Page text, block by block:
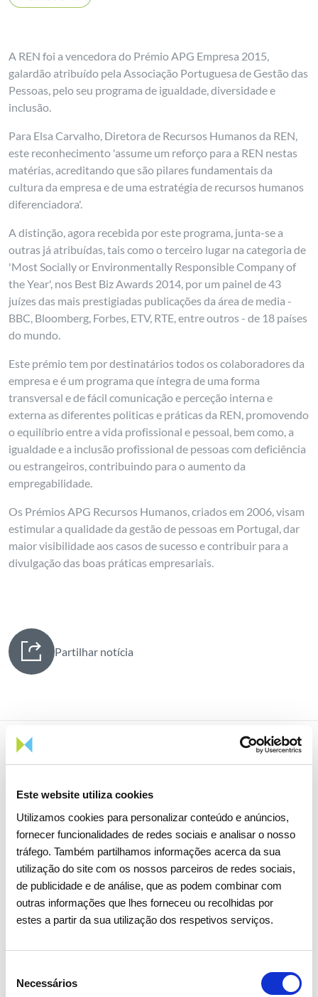
Este website utiliza cookies
Utilizamos cookies para personalizar conteúdo e anúncios,
fornecer funcionalidades de redes sociais e analisar o nosso
tráfego. Também partilhamos informações acerca da sua
utilização do site com os nossos parceiros de redes sociais,
de publicidade e de análise, que as podem combinar com
outras informações que lhes forneceu ou recolhidas por
estes a partir da sua utilização dos respetivos serviços.
Necessários
A REN foi a vencedora do Prémio APG Empresa 2015,
galardão atribuído pela Associação Portuguesa de Gestão das
Pessoas, pelo seu programa de igualdade, diversidade e
inclusão.
Para Elsa Carvalho, Diretora de Recursos Humanos da REN,
este reconhecimento 'assume um reforço para a REN nestas
matérias, acreditando que são pilares fundamentais da
cultura da empresa e de uma estratégia de recursos humanos
diferenciadora'.
A distinção, agora recebida por este programa, junta-se a
outras já atribuídas, tais como o terceiro lugar na categoria de
'Most Socially or Environmentally Responsible Company of
the Year', nos Best Biz Awards 2014, por um painel de 43
juízes das mais prestigiadas publicações da área de media -
BBC, Bloomberg, Forbes, ETV, RTE, entre outros - de 18 países
do mundo.
Este prémio tem por destinatários todos os colaboradores da
empresa e é um programa que íntegra de uma forma
transversal e de fácil comunicação e perceção interna e
externa as diferentes politicas e práticas da REN, promovendo
o equilíbrio entre a vida profissional e pessoal, bem como, a
igualdade e a inclusão profissional de pessoas com deficiência
ou estrangeiros, contribuindo para o aumento da
empregabilidade.
Os Prémios APG Recursos Humanos, criados em 2006, visam
estimular a qualidade da gestão de pessoas em Portugal, dar
maior visibilidade aos casos de sucesso e contribuir para a
divulgação das boas práticas empresariais.
Partilhar notícia